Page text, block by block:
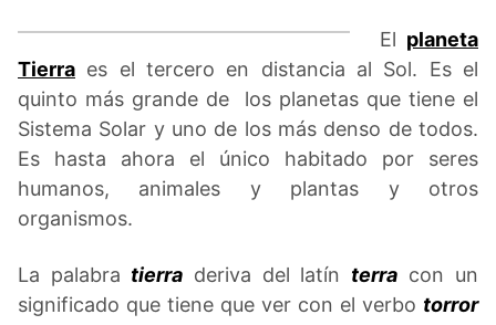
El planeta
Tierra es el tercero en distancia al Sol. Es el
quinto más grande de los planetas que tiene el
Sistema Solar y uno de los más denso de todos.
Es hasta ahora el único habitado por seres
humanos, animales y plantas y otros
organismos.
La palabra tierraderiva del latín terra con un
significado que tiene que ver con el verbo torror